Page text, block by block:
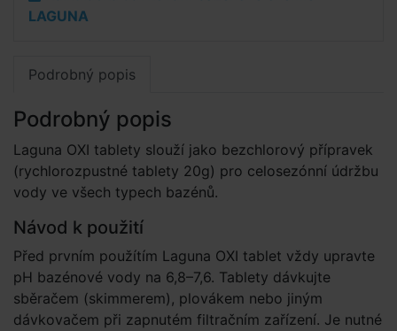
LAGUNA
Podrobný popis
Podrobný popis
Laguna OXI tablety slouží jako bezchlorový přípravek
(rychlorozpustné tablety 20g) pro celosezónní údržbu
vody ve všech typech bazénů.
Návod k použití
Před prvním použítím Laguna OXI tablet vždy upravte
pH bazénové vody na 6,8–7,6. Tablety dávkujte
sběračem (skimmerem), plovákem nebo jiným
dávkovačem při zapnutém filtračním zařízení. Je nutné